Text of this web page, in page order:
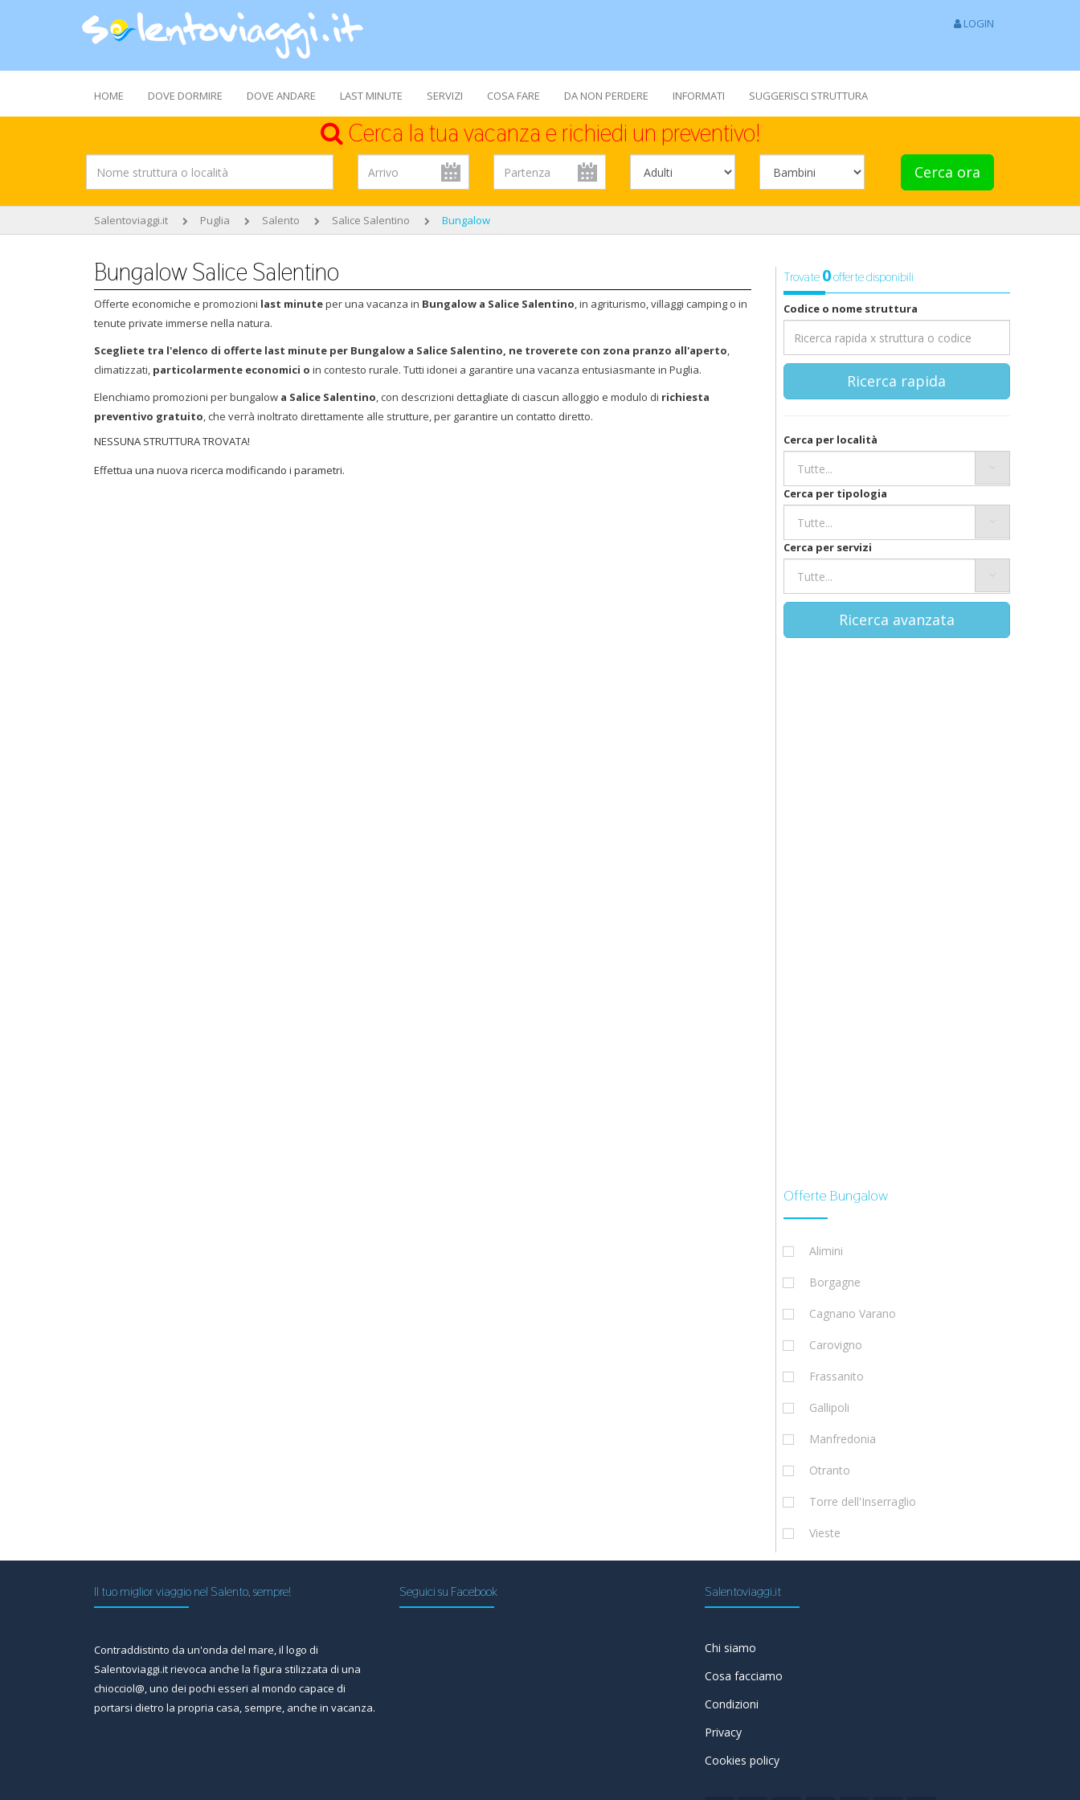
LOGIN
HOME DOVE DORMIRE DOVE ANDARE LAST MINUTE SERVIZI COSA FARE DA NON PERDERE INFORMATI SUGGERISCI STRUTTURA
Cerca la tua vacanza e richiedi un preventivo!
Cerca ora
Salentoviaggi.it Puglia Salento Salice Salentino Bungalow
Bungalow Salice Salentino
Offerte economiche e promozioni last minuteper una vacanza in Bungalow a Salice Salentino, in agriturismo, villaggi camping o in
tenute private immerse nella natura.
Scegliete tra l'elenco di offerte last minute per Bungalow a Salice Salentino, ne troverete con zona pranzo all'aperto,
climatizzati, particolarmente economici o in contesto rurale. Tutti idonei a garantire una vacanza entusiasmante in Puglia.
Elenchiamo promozioni per bungalow a Salice Salentino, con descrizioni dettagliate di ciascun alloggio e modulo di richiesta
preventivo gratuito, che verrà inoltrato direttamente alle strutture, per garantire un contatto diretto.
NESSUNA STRUTTURA TROVATA!
Effettua una nuova ricerca modificando i parametri.
Trovate0offerte disponibili
Codice o nome struttura
Ricerca rapida
Cerca per località
Cerca per tipologia
Cerca per servizi
Ricerca avanzata
Offerte Bungalow
Alimini
Borgagne
Cagnano Varano
Carovigno
Frassanito
Gallipoli
Manfredonia
Otranto
Torre dell'Inserraglio
Vieste
Il tuo miglior viaggio nel Salento, sempre!
Contraddistinto da un'onda del mare, il logo di
Salentoviaggi.it rievoca anche la figura stilizzata di una
chiocciol@, uno dei pochi esseri al mondo capace di
portarsi dietro la propria casa, sempre, anche in vacanza.
Seguici su Facebook Salentoviaggi.it
Chi siamo
Cosa facciamo
Condizioni
Privacy
Cookies policy